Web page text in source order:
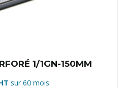
1/1GN-150MM
sur 60 mois